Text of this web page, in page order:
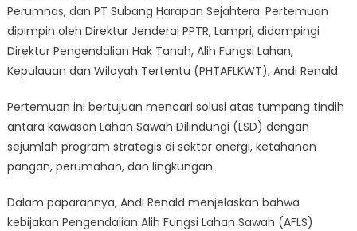
Perumnas, dan PT Subang Harapan Sejahtera. Pertemuan
dipimpin oleh Direktur Jenderal PPTR, Lampri, didampingi
Direktur Pengendalian Hak Tanah, Alih Fungsi Lahan,
Kepulauan dan Wilayah Tertentu (PHTAFLKWT), Andi Renald.
Pertemuan ini bertujuan mencari solusi atas tumpang tindih
antara kawasan Lahan Sawah Dilindungi (LSD) dengan
sejumlah program strategis di sektor energi, ketahanan
pangan, perumahan, dan lingkungan.
Dalam paparannya, Andi Renald menjelaskan bahwa
kebijakan Pengendalian Alih Fungsi Lahan Sawah (AFLS)